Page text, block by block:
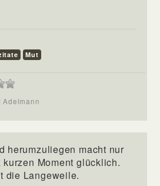
Mut
Adelmann
herumzuliegen macht nur
Moment glücklich.
die Langeweile.